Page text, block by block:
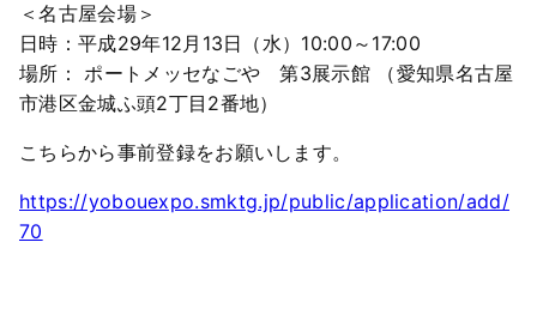
＜名古屋会場＞
日時：平成29年12月13日（水）10:00～17:00
場所： ポートメッセなごや 第3展示館 （愛知県名古屋
市港区金城ふ頭2丁目2番地）
こちらから事前登録をお願いします。
https://yobouexpo.smktg.jp/public/application/add/
70